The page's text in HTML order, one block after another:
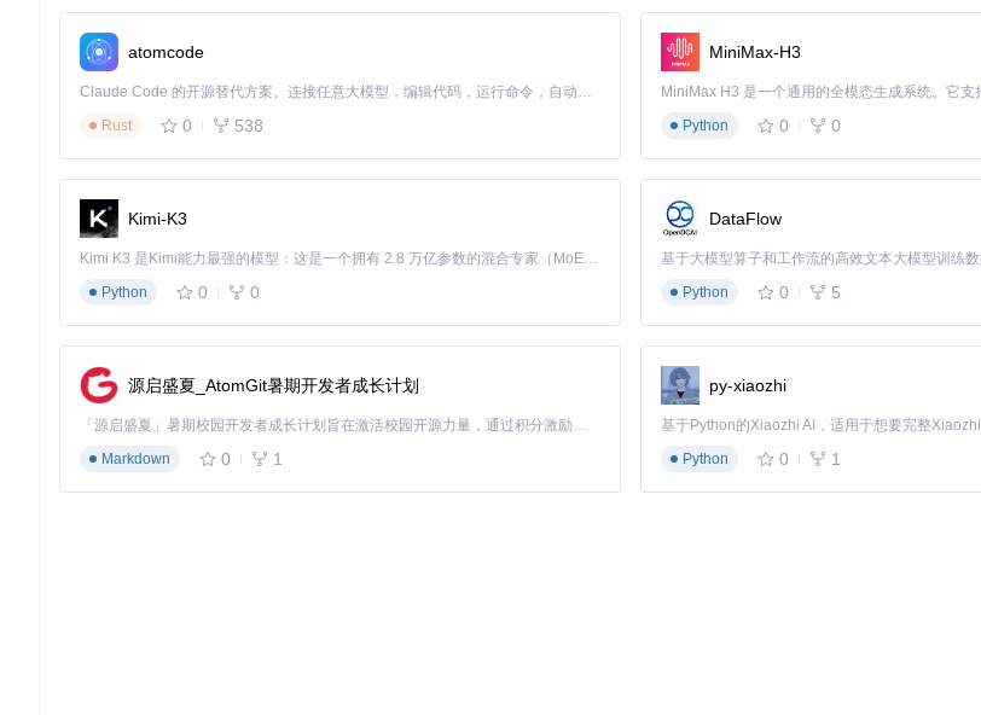
atomcode
Claude Code 的开源替代方案。连接任意大模型，编辑代码，运行命令，自动验证 — 全自动执行。用 Rust 构建，极致性能。 ｜ An open-source alternative to Claude Code. Connect any LLM, edit code, run commands, and verify changes — autonomously. Built in Rust for speed. Get Started
Rust
0 538
MiniMax-H3
Python
0 0
Kimi-K3
Kimi K3 是Kimi能力最强的模型：这是一个拥有 2.8 万亿参数的混合专家（MoE）模型，具备原生视觉理解能力，并支持 100 万 token 的上下文窗口。
Python
0 0
DataFlow
基于大模型算子和工作流的高效文本大模型训练
Python
0 5
源启盛夏_AtomGit暑期开发者成长计划
「源启盛夏」暑期校园开发者成长计划旨在激活校园开源力量，通过积分激励、认证扶持、资源倾斜等形式，引导高校组织和开发者完成「入驻 — 建项目 — 做贡献 — 获认证 — 得资源」的完整闭环。无论你是想带领社团入驻平台的组织者，还是希望用代码贡献证明自己的开发者，都能在这里找到属于你的成长路径。
Markdown
0 1
py-xiaozhi
Python
0 1